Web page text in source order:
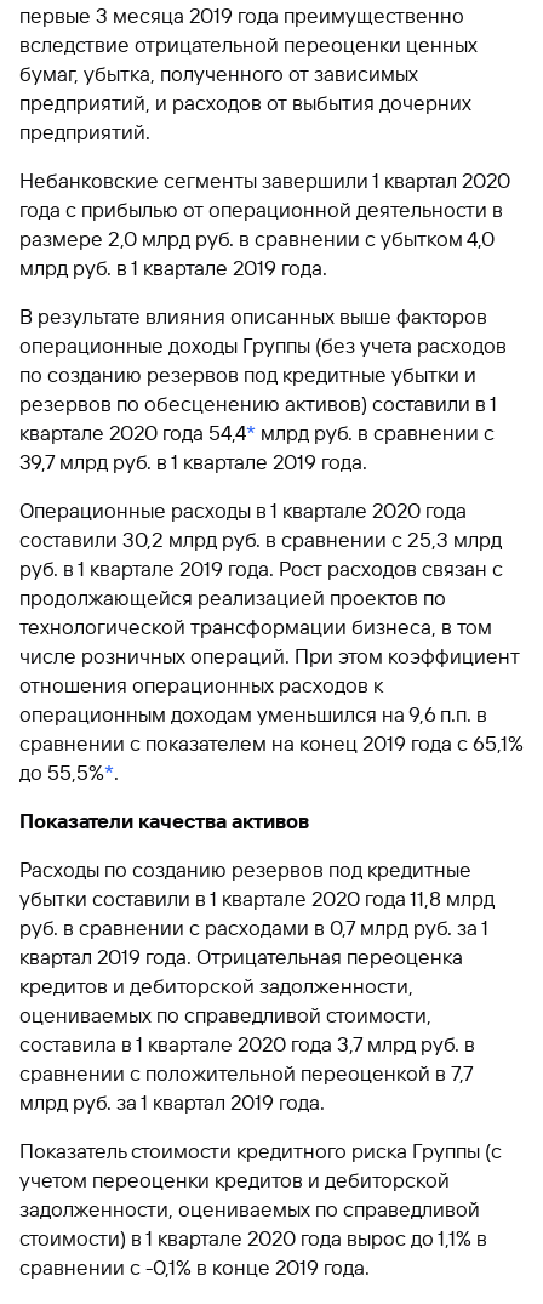
первые 3 месяца 2019 года преимущественно
вследствие отрицательной переоценки ценных
бумаг, убытка, полученного от зависимых
предприятий, и расходов от выбытия дочерних
предприятий.
Небанковские сегменты завершили 1 квартал 2020
года с прибылью от операционной деятельности в
размере 2,0 млрд руб. в сравнении с убытком 4,0
млрд руб. в 1 квартале 2019 года.
В результате влияния описанных выше факторов
операционные доходы Группы (без учета расходов
по созданию резервов под кредитные убытки и
резервов по обесценению активов) составили в 1
квартале 2020 года 54,4* млрд руб. в сравнении с
39,7 млрд руб. в 1 квартале 2019 года.
Операционные расходы в 1 квартале 2020 года
составили 30,2 млрд руб. в сравнении с 25,3 млрд
руб. в 1 квартале 2019 года. Рост расходов связан с
продолжающейся реализацией проектов по
технологической трансформации бизнеса, в том
числе розничных операций. При этом коэффициент
отношения операционных расходов к
операционным доходам уменьшился на 9,6 п.п. в
сравнении с показателем на конец 2019 года с 65,1%
до 55,5%*.
Показатели качества активов
Расходы по созданию резервов под кредитные
убытки составили в 1 квартале 2020 года 11,8 млрд
руб. в сравнении с расходами в 0,7 млрд руб. за 1
квартал 2019 года. Отрицательная переоценка
кредитов и дебиторской задолженности,
оцениваемых по справедливой стоимости,
составила в 1 квартале 2020 года 3,7 млрд руб. в
сравнении с положительной переоценкой в 7,7
млрд руб. за 1 квартал 2019 года.
Показатель стоимости кредитного риска Группы (с
учетом переоценки кредитов и дебиторской
задолженности, оцениваемых по справедливой
стоимости) в 1 квартале 2020 года вырос до 1,1% в
сравнении с -0,1% в конце 2019 года.